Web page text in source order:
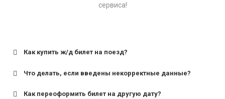
сервиса!
Как купить ж/д билет на поезд?
Что делать, если введены некорректные данные?
Как переоформить билет на другую дату?